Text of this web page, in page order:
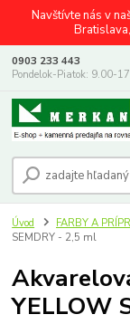
Navštívte nás v
0903 233 443
Pondelok-Piatok: 9.00-
Úvod FARBY A
SEMDRY - 2,5 ml
YELLOW